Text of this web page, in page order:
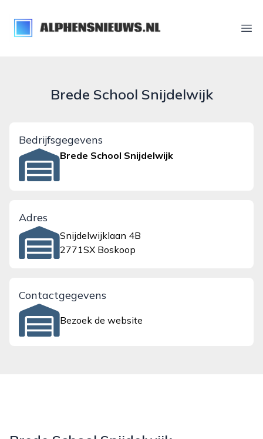
alphensnieuws.nl
Brede School Snijdelwijk
Bedrijfsgegevens
Brede School Snijdelwijk
Adres
Snijdelwijklaan 4B
2771SX Boskoop
Contactgegevens
Bezoek de website